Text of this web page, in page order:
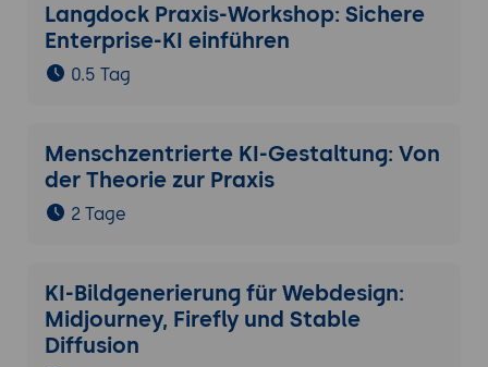
Langdock Praxis-Workshop: Sichere
Enterprise-KI einführen
0.5 Tag
Menschzentrierte KI-Gestaltung: Von
der Theorie zur Praxis
2 Tage
KI-Bildgenerierung für Webdesign:
Midjourney, Firefly und Stable
Diffusion